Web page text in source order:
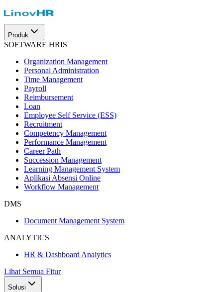
Produk
SOFTWARE HRIS
Organization Management
Personal Administration
Time Management
Payroll
Reimbursement
Loan
Employee Self Service (ESS)
Recruitment
Competency Management
Performance Management
Career Path
Succession Management
Learning Management System
Aplikasi Absensi Online
Workflow Management
DMS
Document Management System
ANALYTICS
HR & Dashboard Analytics
Lihat Semua Fitur
Solusi